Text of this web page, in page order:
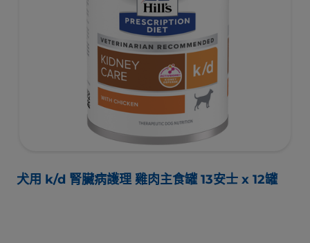
犬用 k/d 腎臟病護理 雞肉主食罐 13安士 x 12罐